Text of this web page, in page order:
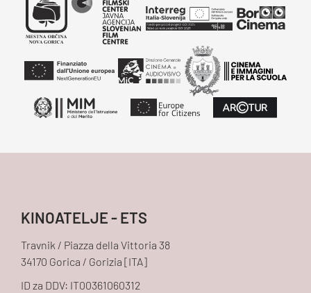
KINOATELJE - ETS
Travnik / Piazza della Vittoria 38
34170 Gorica / Gorizia [ITA]
ID za DDV: IT00361060312